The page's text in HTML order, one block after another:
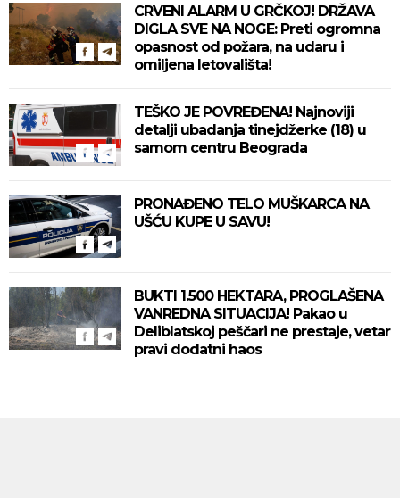
CRVENI ALARM U GRČKOJ! DRŽAVA
DIGLA SVE NA NOGE: Preti ogromna
opasnost od požara, na udaru i
omiljena letovališta!
TEŠKO JE POVREĐENA! Najnoviji
detalji ubadanja tinejdžerke (18) u
samom centru Beograda
PRONAĐENO TELO MUŠKARCA NA
UŠĆU KUPE U SAVU!
BUKTI 1.500 HEKTARA, PROGLAŠENA
VANREDNA SITUACIJA! Pakao u
Deliblatskoj peščari ne prestaje, vetar
pravi dodatni haos